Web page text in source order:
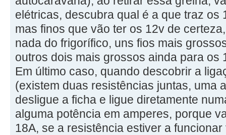
elétricas, descubra qual é a que traz os
mas finos que vão ter os 12v de
nada do frigorífico, uns fios mais
outros dois mais grossos ainda para os
Em último caso, quando descobrir a
(existem duas resistências juntas, uma
desligue a ficha e ligue diretamente
alguma potência em amperes, porque
18A, se a resistência estiver a